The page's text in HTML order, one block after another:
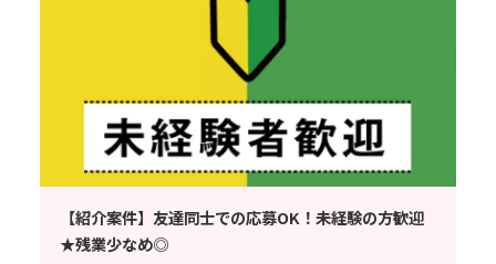
【紹介案件】友達同士での応募OK！未経験の方歓迎
★残業少なめ◎